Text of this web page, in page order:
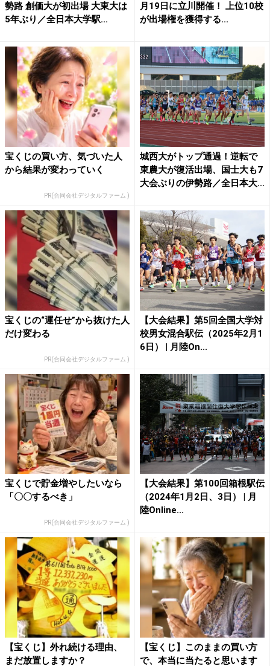
勢路 創価大が初出場 大東大は
5年ぶり／全日本大学駅...
月19日に立川開催！ 上位10校
が出場権を獲得する...
宝くじの買い方、気づいた人
から結果が変わっていく
PR(合同会社デジタルファーム )
城西大がトップ通過！逆転で
東農大が復活出場、国士大も7
大会ぶりの伊勢路／全日本大...
宝くじの“運任せ”から抜けた人
だけ変わる
PR(合同会社デジタルファーム )
【大会結果】第5回全国大学対
校男女混合駅伝（2025年2月1
6日） | 月陸On...
宝くじで貯金増やしたいなら
「〇〇するべき」
PR(合同会社デジタルファーム )
【大会結果】第100回箱根駅伝
（2024年1月2日、3日） | 月
陸Online...
【宝くじ】外れ続ける理由、
まだ放置しますか？
【宝くじ】このままの買い方
で、本当に当たると思います